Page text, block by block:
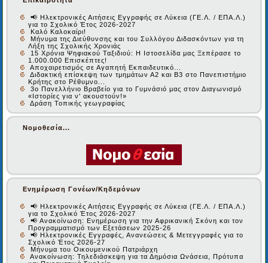
📢 Ηλεκτρονικές Αιτήσεις Εγγραφής σε Λύκεια (ΓΕ.Λ. / ΕΠΑ.Λ.)
για το Σχολικό Έτος 2026-2027
Καλό Καλοκαίρι!
Μήνυμα της Διεύθυνσης και του Συλλόγου Διδασκόντων για τη
Λήξη της Σχολικής Χρονιάς
15 Χρόνια Ψηφιακού Ταξιδιού: Η Ιστοσελίδα μας Ξεπέρασε το
1.000.000 Επισκέπτες!
Αποχαιρετισμός σε Αγαπητή Εκπαιδευτικό...
Διδακτική επίσκεψη των τμημάτων Α2 και Β3 στο Πανεπιστήμιο
Κρήτης στο Ρέθυμνο...
3ο Πανελλήνιο Βραβείο για το Γυμνάσιό μας στον Διαγωνισμό
«Ιστορίες για ν' ακουστούν!»
Δράση Τοπικής γεωγραφίας
Νομοθεσία...
Ενημέρωση Γονέων/Κηδεμόνων
📢 Ηλεκτρονικές Αιτήσεις Εγγραφής σε Λύκεια (ΓΕ.Λ. / ΕΠΑ.Λ.)
για το Σχολικό Έτος 2026-2027
📢 Ανακοίνωση: Ενημέρωση για την Αφρικανική Σκόνη και τον
Προγραμματισμό των Εξετάσεων 2025-26
📢 Ηλεκτρονικές Εγγραφές, Ανανεώσεις & Μετεγγραφές για το
Σχολικό Έτος 2026-27
Μήνυμα του Οικουμενικού Πατριάρχη
Ανακοίνωση: Τηλεδιάσκεψη για τα Δημόσια Ωνάσεια, Πρότυπα